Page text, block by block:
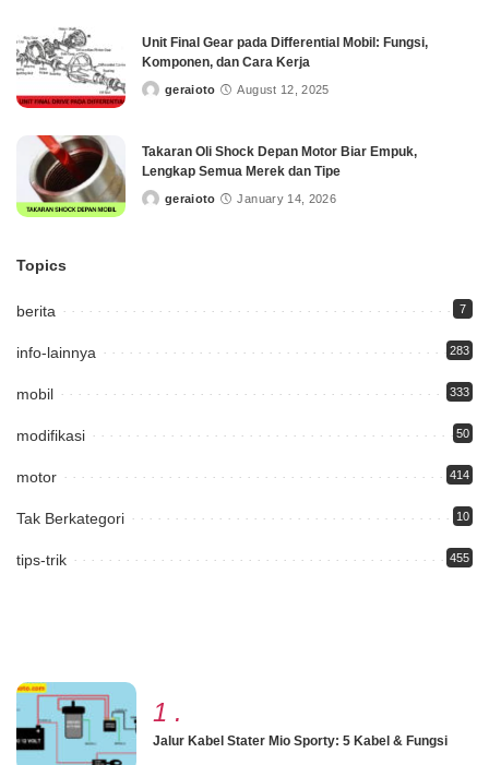
Unit Final Gear pada Differential Mobil: Fungsi,
Komponen, dan Cara Kerja
Postedgeraioto August 12, 2025
Takaran Oli Shock Depan Motor Biar Empuk,
Lengkap Semua Merek dan Tipe
Postedgeraioto January 14, 2026
Topics
berita 7
info-lainnya 283
mobil 333
modifikasi 50
motor 414
Tak Berkategori 10
tips-trik 455
1 .
Jalur Kabel Stater Mio Sporty: 5 Kabel & Fungsi